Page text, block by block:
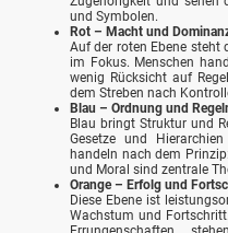
und Symbolen.
Rot – Macht und
Auf der roten Ebene steht
im Fokus. Menschen
wenig Rücksicht auf
dem Streben nach
Blau – Ordnung und
Blau bringt Struktur und
Gesetze und
handeln nach dem
und Moral sind zentrale
Orange – Erfolg und
Diese Ebene ist
Wachstum und